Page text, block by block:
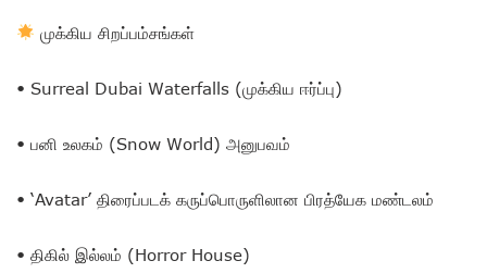
முக்கிய சிறப்பம்சங்கள்
• Surreal Dubai Waterfalls (முக்கிய ஈர்ப்பு)
• பனி உலகம் (Snow World) அனுபவம்
• ‘Avatar’ திரைப்படக் கருப்பொருளிலான பிரத்யேக மண்டலம்
• திகில் இல்லம் (Horror House)